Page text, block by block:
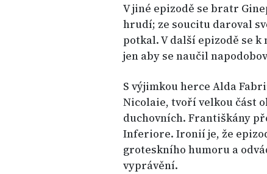
V jiné epizodě se bratr
hrudí; ze soucitu daroval
potkal. V další epizodě se
jen aby se naučil
S výjimkou herce Alda
Nicolaie, tvoří velkou část
duchovních. Františkány
Inferiore. Ironií je, že
groteskního humoru a
vyprávění.